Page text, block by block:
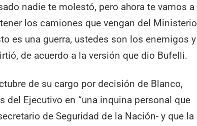
nadie te molestó, pero ahora te vamos a
los camiones que vengan del Ministerio
es una guerra, ustedes son los enemigos y
de acuerdo a la versión que dio Bufelli.
de su cargo por decisión de Blanco,
Ejecutivo en “una inquina personal que
de Seguridad de la Nación- y que la